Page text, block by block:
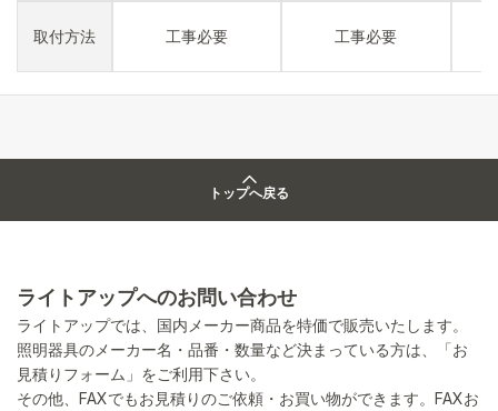
取付方法 工事必要 工事必要
トップへ戻る
ライトアップへのお問い合わせ
ライトアップでは、国内メーカー商品を特価で販売いたします。
照明器具のメーカー名・品番・数量など決まっている方は、「お
見積りフォーム」をご利用下さい。
その他、FAXでもお見積りのご依頼・お買い物ができます。FAXお